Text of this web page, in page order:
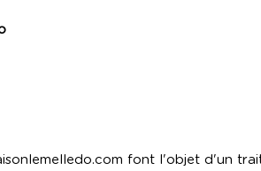
font l'objet d'un